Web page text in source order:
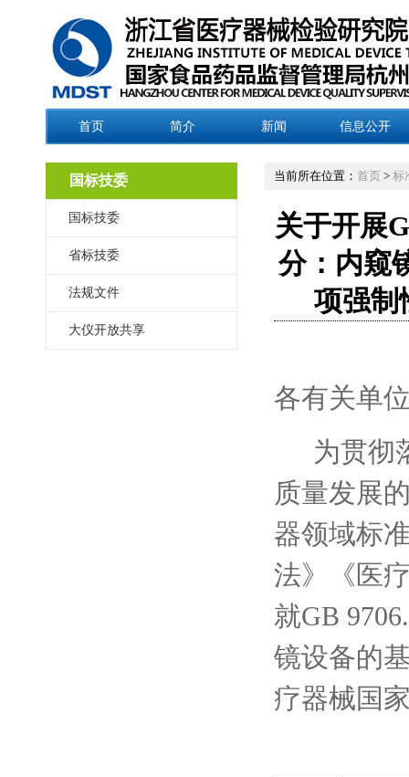
首页 简介 新闻 信息公开
国标技委
国标技委
省标技委
法规文件
大仪开放共享
当前所在位置： 首页 > 标
关于开展
分：内窥
项强制
各有关单
为贯彻
质量发展
器领域标
法》《医
就GB
镜设备的
疗器械国